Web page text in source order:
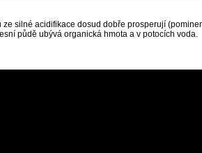
silné acidifikace dosud dobře prosperují
půdě ubývá organická hmota a v potocích voda.